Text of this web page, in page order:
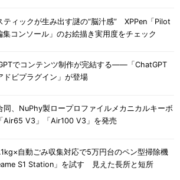
ティックが生み出す謎の“脳汁感” XPPen「Pilot
集コンソール」のお絵描き実用度をチェック
でコンテンツ制作が完結する――「ChatGPT
ドビプラグイン」が登場
同、NuPhy製ロープロファイルメカニカルキーボ
Air65 V3」「Air100 V3」を発売
自動ごみ収集対応で5万円台のペン型掃除機
S1 Station」を試す 見えた長所と短所